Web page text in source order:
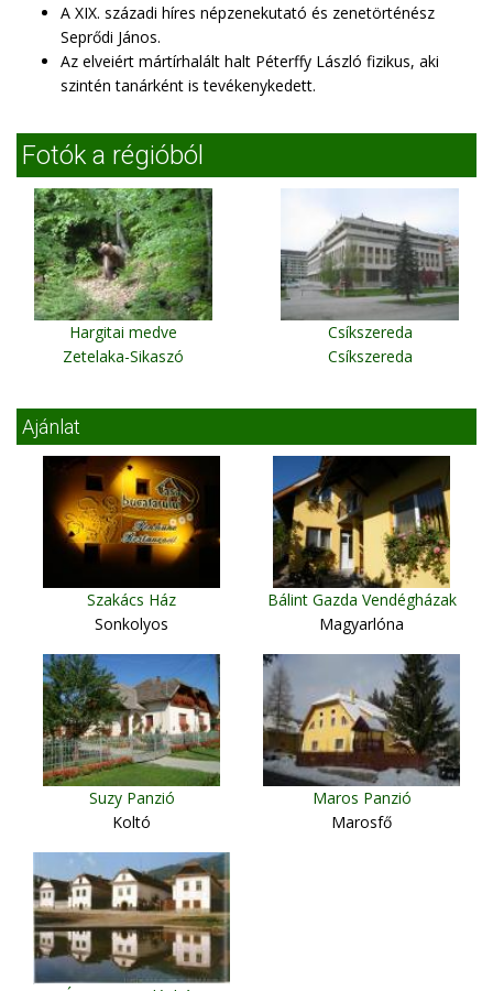
A XIX. századi híres népzenekutató és zenetörténész
Seprődi János.
Az elveiért mártírhalált halt Péterffy László fizikus, aki
szintén tanárként is tevékenykedett.
Fotók a régióból
Hargitai medve
Zetelaka-Sikaszó
Csíkszereda
Csíkszereda
Ajánlat
Szakács Ház
Sonkolyos
Bálint Gazda Vendégházak
Magyarlóna
Suzy Panzió
Koltó
Maros Panzió
Marosfő